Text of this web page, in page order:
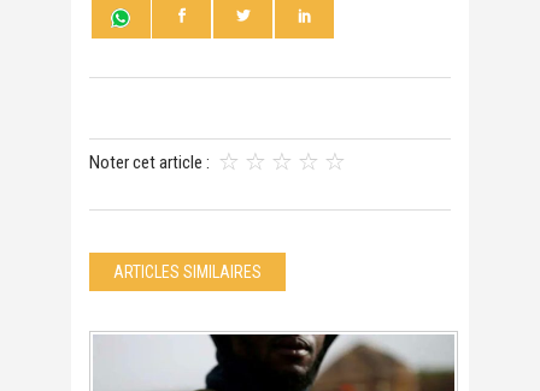
Noter cet article :
ARTICLES SIMILAIRES